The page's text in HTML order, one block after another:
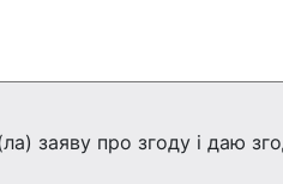
заяву про згоду і даю